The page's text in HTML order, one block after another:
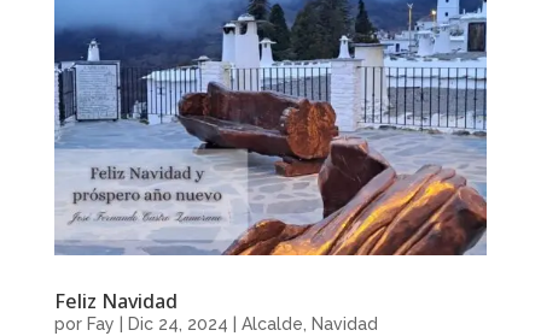
Feliz Navidad
por Fay Dic 24, 2024 Alcalde Navidad